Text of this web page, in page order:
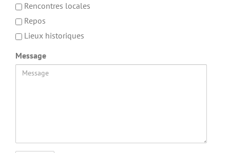
Rencontres locales
Repos
Lieux historiques
Message